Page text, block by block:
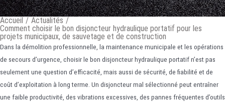
Accueil / Actualités /
Comment choisir le bon disjoncteur hydraulique portatif pour les
projets municipaux, de sauvetage et de construction
Dans la démolition professionnelle, la maintenance municipale et les opérations
de secours d’urgence, choisir le bon disjoncteur hydraulique portatif n’est pas
seulement une question d’efficacité, mais aussi de sécurité, de fiabilité et de
coût d’exploitation à long terme. Un disjoncteur mal sélectionné peut entraîner
une faible productivité, des vibrations excessives, des pannes fréquentes d’outils